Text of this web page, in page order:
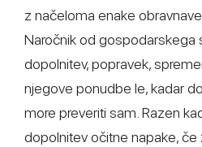
z načeloma enake
Naročnik od gospodarskega
dopolnitev, popravek,
njegove ponudbe le, kadar
more preveriti sam. Razen
dopolnitev očitne napake, če